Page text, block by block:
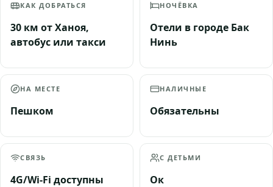
КАК ДОБРАТЬСЯ
30 км от Ханоя,
автобус или такси
НОЧЁВКА
Отели в городе Бак
Нинь
НА МЕСТЕ
Пешком
НАЛИЧНЫЕ
Обязательны
СВЯЗЬ
4G/Wi-Fi доступны
С ДЕТЬМИ
Ок